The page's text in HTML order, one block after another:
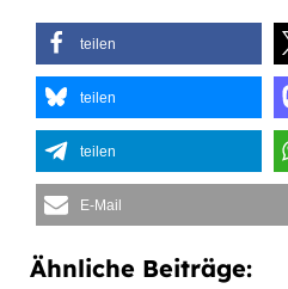
teilen
teilen
teilen
E-Mail
Ähnliche Beiträge: